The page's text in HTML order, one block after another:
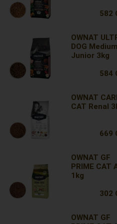
582
OWNAT
DOG Medium
Junior 3kg
584
OWNAT
CAT Renal
669
OWNAT GF
PRIME CAT
1kg
302
OWNAT GF